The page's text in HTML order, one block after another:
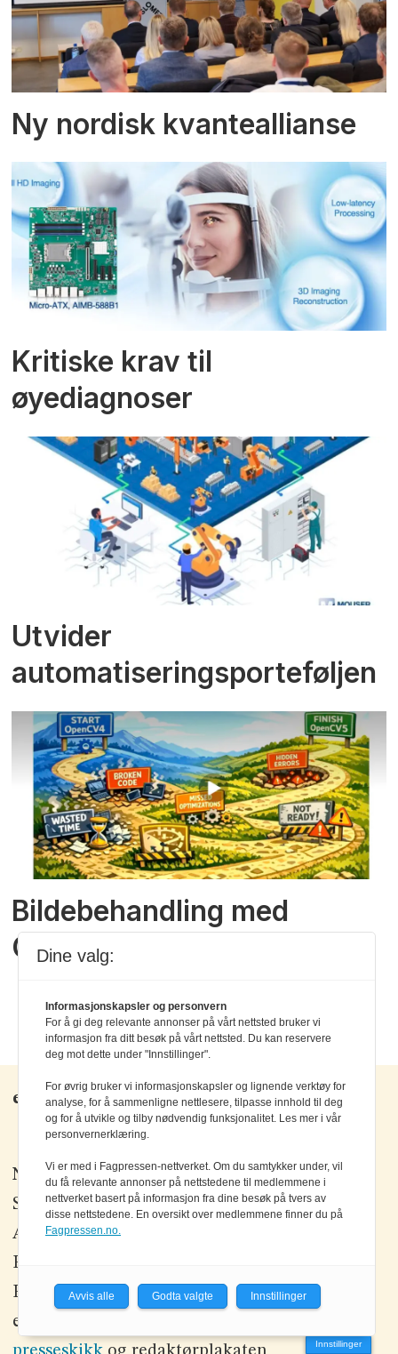
Ny nordisk kvanteallianse
Kritiske krav til
øyediagnoser
Utvider
automatiseringsporteføljen
Bildebehandling med
Claude Code
elektronikknett.no
Nettredaktør:Einar Karlsen
Salgssjef:Morten Olsson
Alt innhold er
Elektronikkforlaget AS.
Elektronikk og elektronikknett.no arbeider
etter
Innstillinger
Dine valg:
Informasjonskapsler og personvern
For å gi deg relevante annonser på vårt nettsted bruker vi
informasjon fra ditt besøk på vårt nettsted. Du kan reservere
deg mot dette under "Innstillinger".
For øvrig bruker vi informasjonskapsler og lignende verktøy for
analyse, for å sammenligne nettlesere, tilpasse innhold til deg
og for å utvikle og tilby nødvendig funksjonalitet. Les mer i vår
personvernerklæring.
Vi er med i Fagpressen-nettverket. Om du samtykker under, vil
du få relevante annonser på nettstedene til medlemmene i
nettverket basert på informasjon fra dine besøk på tvers av
disse nettstedene. En oversikt over medlemmene finner du på
Fagpressen.no.
Avvis alle Godta valgte Innstillinger